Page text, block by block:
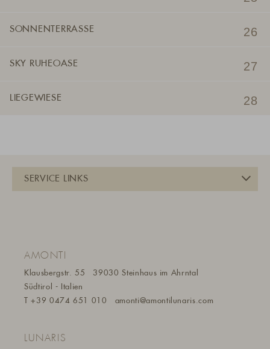
SONNENTERRASSE
SKY RUHEOASE
LIEGEWIESE
AMONTI
Klausbergstr. 55
39030 Steinhaus im Ahrntal
Südtirol - Italien
T+39 0474 651 010 amonti@amontilunaris.com
LUNARIS